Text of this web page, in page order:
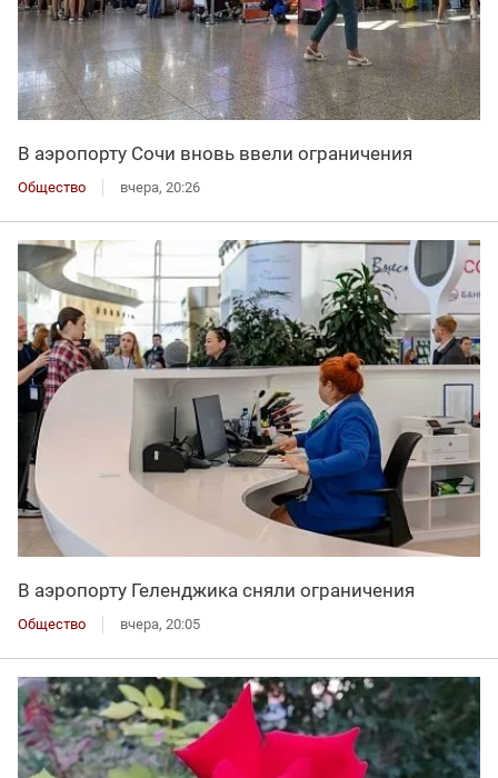
В аэропорту Сочи вновь ввели ограничения
Общество вчера, 20:26
В аэропорту Геленджика сняли ограничения
Общество вчера, 20:05